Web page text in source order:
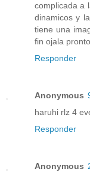
complicada a
dinamicos y
tiene una
fin ojala
Responder
Anonymous
haruhi rlz 4
Responder
Anonymous